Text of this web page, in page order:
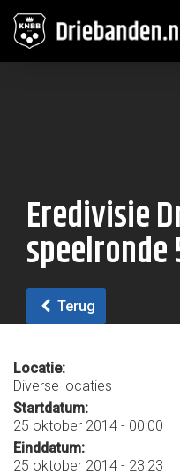
Eredivisie
speelronde
Terug
Locatie:
Diverse locaties
Startdatum:
25 oktober 2014 - 00:00
Einddatum:
25 oktober 2014 - 23:23